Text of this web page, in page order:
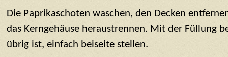
Die Paprikaschoten waschen, den Decken
das Kerngehäuse heraustrennen. Mit der Füllung
übrig ist, einfach beiseite stellen.